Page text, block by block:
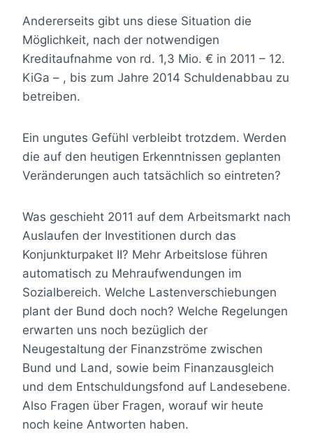
Andererseits gibt uns diese Situation die
Möglichkeit, nach der notwendigen
Kreditaufnahme von rd. 1,3 Mio. € in 2011 – 12.
KiGa – , bis zum Jahre 2014 Schuldenabbau zu
betreiben.
Ein ungutes Gefühl verbleibt trotzdem. Werden
die auf den heutigen Erkenntnissen geplanten
Veränderungen auch tatsächlich so eintreten?
Was geschieht 2011 auf dem Arbeitsmarkt nach
Auslaufen der Investitionen durch das
Konjunkturpaket II? Mehr Arbeitslose führen
automatisch zu Mehraufwendungen im
Sozialbereich. Welche Lastenverschiebungen
plant der Bund doch noch? Welche Regelungen
erwarten uns noch bezüglich der
Neugestaltung der Finanzströme zwischen
Bund und Land, sowie beim Finanzausgleich
und dem Entschuldungsfond auf Landesebene.
Also Fragen über Fragen, worauf wir heute
noch keine Antworten haben.